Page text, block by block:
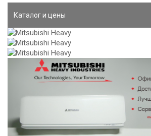
Каталог и цены